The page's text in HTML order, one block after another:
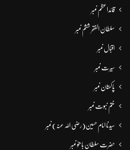
قائداعظم نمبر
سلطان الفقر ششم نمبر
اقبال نمبر
سیرت نمبر
پاکستان نمبر
ختم نبوت نمبر
سیدنا امام حسین(رضی اللہ عنہ) نمبر
حضرت سلطان باھوؒ نمبر